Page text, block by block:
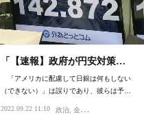
「【速報】政府が円安対策…
「アメリカに配慮して日銀は何もしない
（できない）」は誤りであり、彼らは予…
2022.09.22 11:10 政治 金融・為替